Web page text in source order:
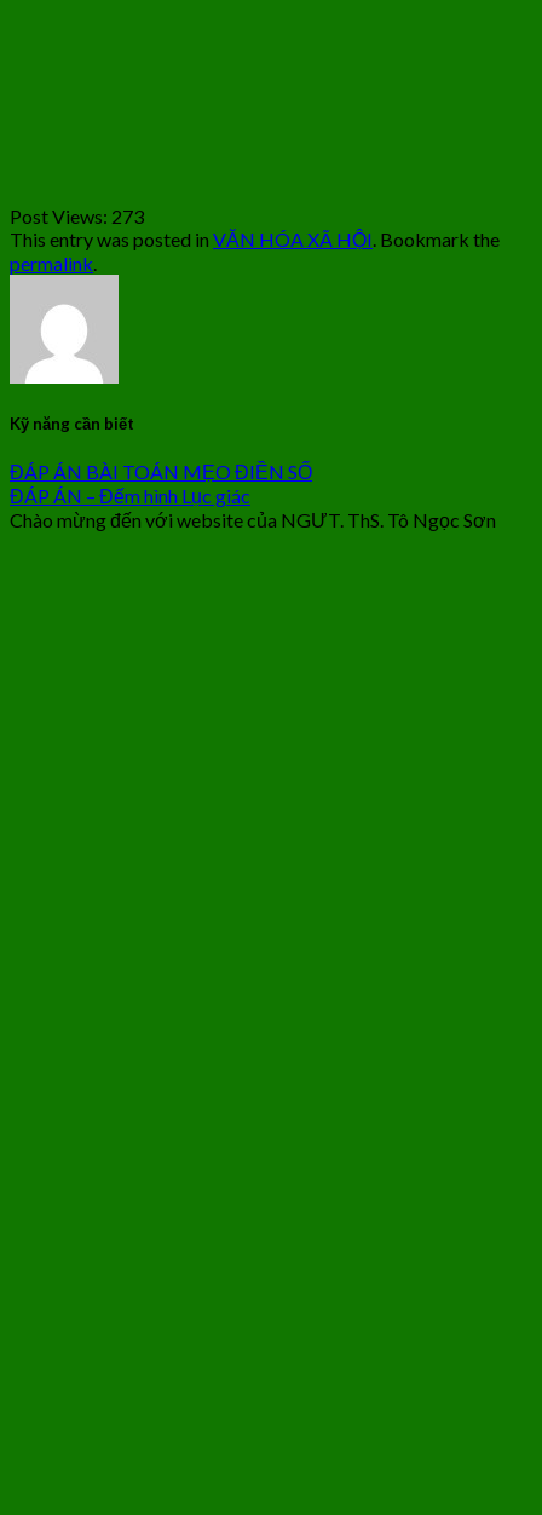
Post Views: 273
This entry was posted in VĂN HÓA XÃ HỘI. Bookmark the
permalink.
Kỹ năng cần biết
ĐÁP ÁN BÀI TOÁN MẸO ĐIỀN SỐ
ĐÁP ÁN – Đếm hình Lục giác
Chào mừng đến với website của NGƯT. ThS. Tô Ngọc Sơn